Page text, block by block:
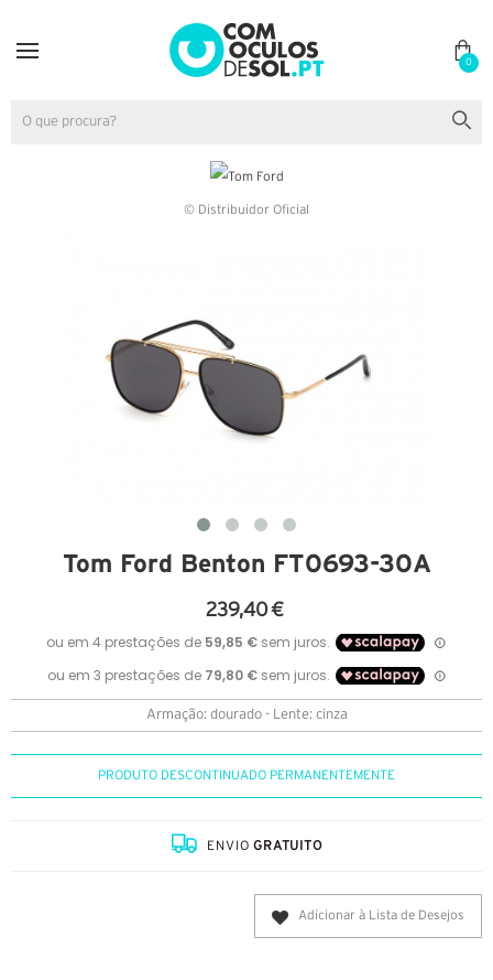
0
© Distribuidor Oficial
Tom Ford Benton FT0693-30A
239,40 €
Armação: dourado - Lente: cinza
PRODUTO DESCONTINUADO PERMANENTEMENTE
ENVIOGRATUITO
Adicionar à Lista de Desejos